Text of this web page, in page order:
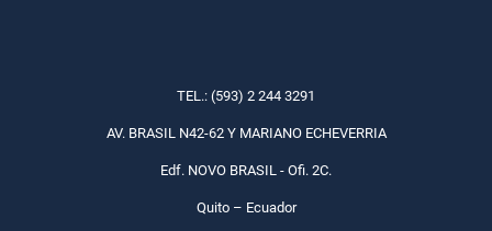
TEL.: (593) 2 244 3291
AV. BRASIL N42-62 Y MARIANO ECHEVERRIA
Edf. NOVO BRASIL - Ofi. 2C.
Quito – Ecuador